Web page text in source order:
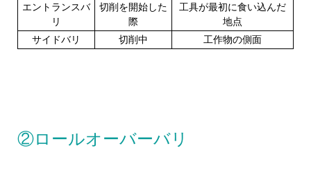
エントランスバ
リ
切削を開始した
際
工具が最初に食い込んだ
地点
サイドバリ
切削中 工作物の側面
②ロールオーバーバリ